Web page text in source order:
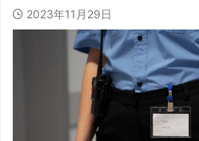
2023年11月29日